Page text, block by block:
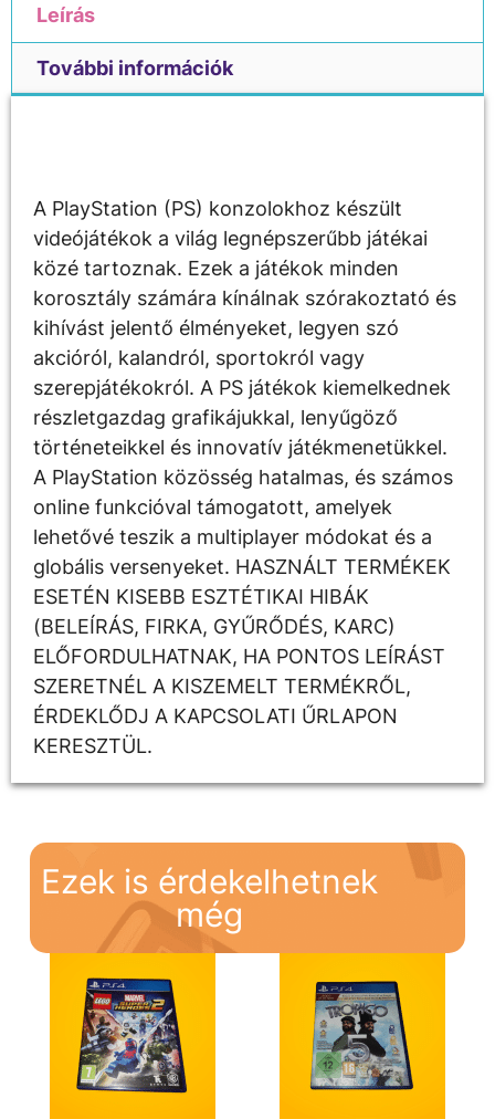
Leírás
További információk
A PlayStation (PS) konzolokhoz készült
videójátékok a világ legnépszerűbb játékai
közé tartoznak. Ezek a játékok minden
korosztály számára kínálnak szórakoztató és
kihívást jelentő élményeket, legyen szó
akcióról, kalandról, sportokról vagy
szerepjátékokról. A PS játékok kiemelkednek
részletgazdag grafikájukkal, lenyűgöző
történeteikkel és innovatív játékmenetükkel.
A PlayStation közösség hatalmas, és számos
online funkcióval támogatott, amelyek
lehetővé teszik a multiplayer módokat és a
globális versenyeket. HASZNÁLT TERMÉKEK
ESETÉN KISEBB ESZTÉTIKAI HIBÁK
(BELEÍRÁS, FIRKA, GYŰRŐDÉS, KARC)
ELŐFORDULHATNAK, HA PONTOS LEÍRÁST
SZERETNÉL A KISZEMELT TERMÉKRŐL,
ÉRDEKLŐDJ A KAPCSOLATI ŰRLAPON
KERESZTÜL.
Ezek is érdekelhetnek
még